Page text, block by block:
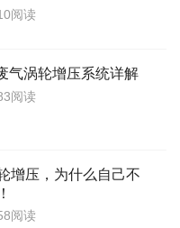
阅读
气涡轮增压系统详解
阅读
增压，为什么自己不
阅读